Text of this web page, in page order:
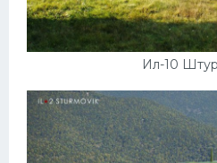
Ил-10
Автомобили
Красивые фото машин
Ниссан
Пежо